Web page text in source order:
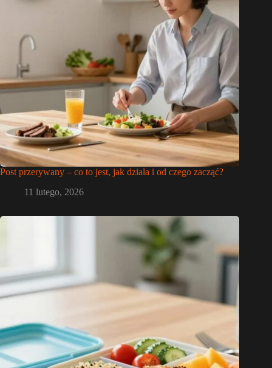
Post przerywany – co to jest, jak działa i od czego zacząć?
11 lutego, 2026